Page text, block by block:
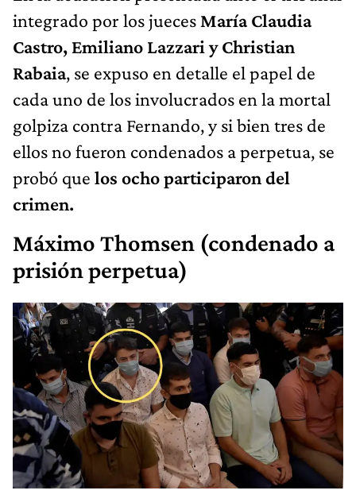
integrado por los jueces María Claudia
Castro, Emiliano Lazzari y Christian
Rabaia, se expuso en detalle el papel de
cada uno de los involucrados en la mortal
golpiza contra Fernando, y si bien tres de
ellos no fueron condenados a perpetua, se
probó que los ocho participaron del
crimen.
Máximo Thomsen (condenado a
prisión perpetua)